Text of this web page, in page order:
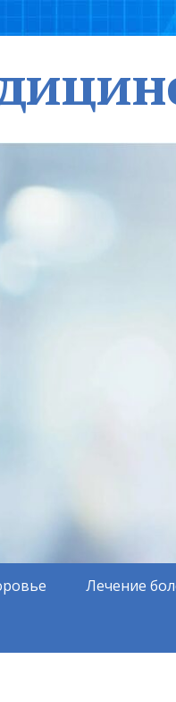
Лечение